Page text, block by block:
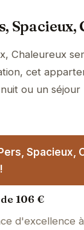
Spacieux,
Chaleureux
cet
ou un
Spacieux,
!
106 €
d'excellence à